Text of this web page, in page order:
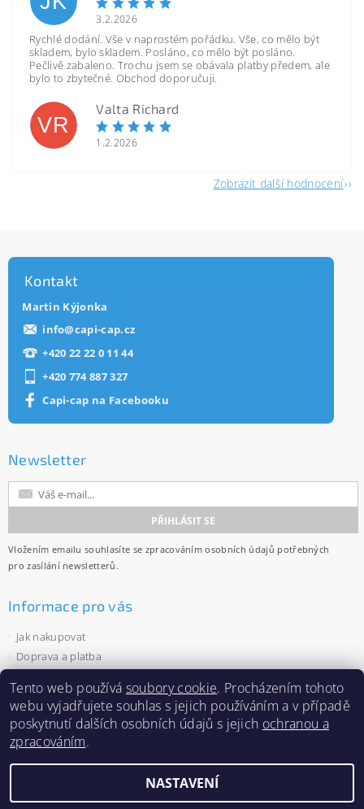
3.2.2026
Rychlé dodání. Vše v naprostém pořádku. Vše, co mělo být
skladem, bylo skladem. Posláno, co mělo být posláno.
Pečlivě zabaleno. Trochu jsem se obávala platby předem, ale
bylo to zbytečné. Obchod doporučuji.
VR
Valta Richard
1.2.2026
Zobrazit další hodnocení
Kontakt
Martin Kýjonka
info@capi-cap.cz
+420 22 22 0 11 44
+420 774 887 327
Capi-cap na Facebooku
Newsletter
Vložením emailu souhlasíte se zpracováním osobních údajů potřebných
pro zasílání newsletterů.
Informace pro vás
Jak nakupovat
Doprava a platba
Ochrana osobních údajů
Velkoobchod
Zásady používání souborů cookies
2026 ©Capi-cap.cz, všechna práva vyhrazena
Tento web používá soubory cookie. Procházením tohoto
webu vyjadřujete souhlas s jejich používáním a v případě
poskytnutí dalších osobních údajů s jejich ochranou a
zpracováním.
NASTAVENÍ